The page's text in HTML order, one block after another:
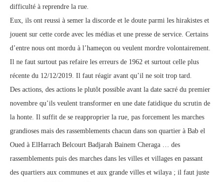
difficulté à reprendre la rue.
Eux, ils ont reussi à semer la discorde et le doute parmi les hirakistes et
jouent sur cette corde avec les médias et une presse de service. Certains
d’entre nous ont mordu à l’hameçon ou veulent mordre volontairement.
Il ne faut surtout pas refaire les erreurs de 1962 et surtout celle plus
récente du 12/12/2019. Il faut réagir avant qu’il ne soit trop tard.
Des actions, des actions le plutôt possible avant la date sacré du premier
novembre qu’ils veulent transformer en une date fatidique du scrutin de
la honte. Il suffit de se reapproprier la rue, pas forcement les marches
grandioses mais des rassemblements chacun dans son quartier à Bab el
Oued à ElHarrach Belcourt Badjarah Bainem Cheraga … des
rassemblements puis des marches dans les villes et villages en passant
des quartiers aux communes et aux grande villes et wilaya ; il faut juste